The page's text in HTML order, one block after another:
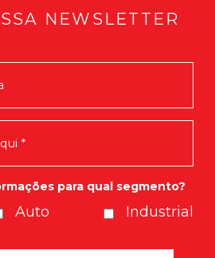
NEWSLETTER
para qual segmento?
Auto Industrial
com Sucesso!
receberá nossas